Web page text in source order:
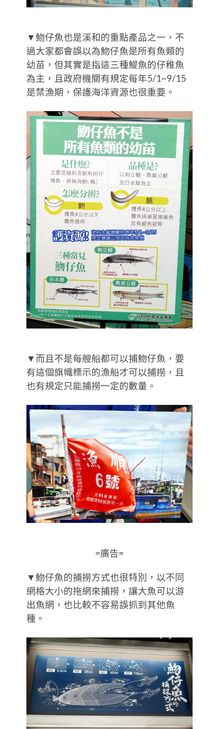
▼魩仔魚也是溪和的重點產品之一，不
過大家都會誤以為魩仔魚是所有魚類的
幼苗，但其實是指這三種鯷魚的仔稚魚
為主，且政府機關有規定每年5/1~9/15
是禁漁期，保護海洋資源也很重要。
▼而且不是每艘船都可以捕魩仔魚，要
有這個旗幟標示的漁船才可以捕撈，且
也有規定只能捕撈一定的數量。
=廣告=
▼魩仔魚的捕撈方式也很特別，以不同
網格大小的拖網來捕撈，讓大魚可以游
出魚網，也比較不容易誤抓到其他魚
種。